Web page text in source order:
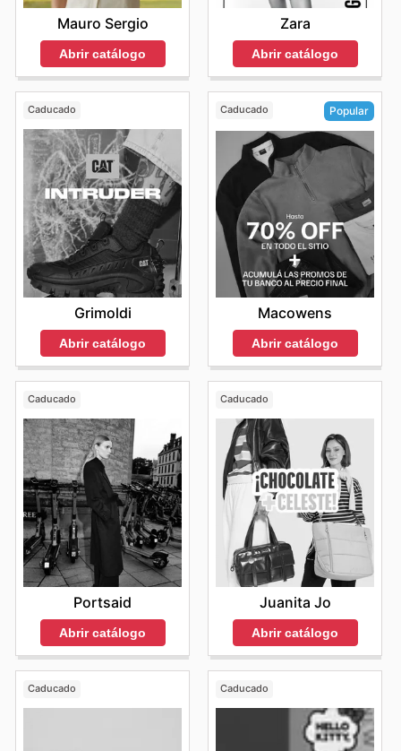
Mauro Sergio
Abrir catálogo
Zara
Abrir catálogo
Caducado
Grimoldi
Abrir catálogo
Caducado Popular
Macowens
Abrir catálogo
Caducado
Portsaid
Abrir catálogo
Caducado
Juanita Jo
Abrir catálogo
Caducado Caducado